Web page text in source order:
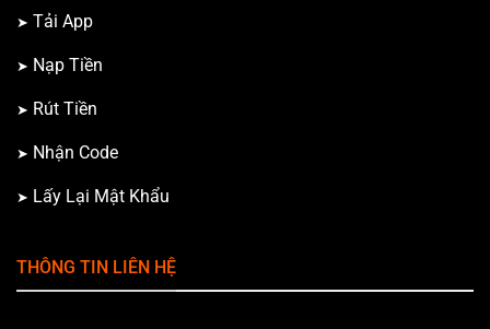
Tải App
Nạp Tiền
Rút Tiền
Nhận Code
Lấy Lại Mật Khẩu
THÔNG TIN LIÊN HỆ